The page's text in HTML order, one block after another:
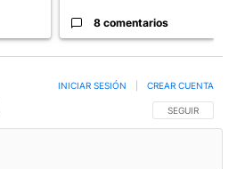
8 comentarios
SIGA ESTA
SEGUIR
INICIAR SESIÓN CREAR CUENTA